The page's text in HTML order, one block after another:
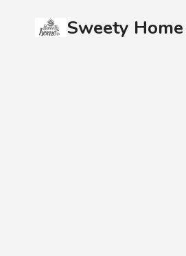
Sweety Home